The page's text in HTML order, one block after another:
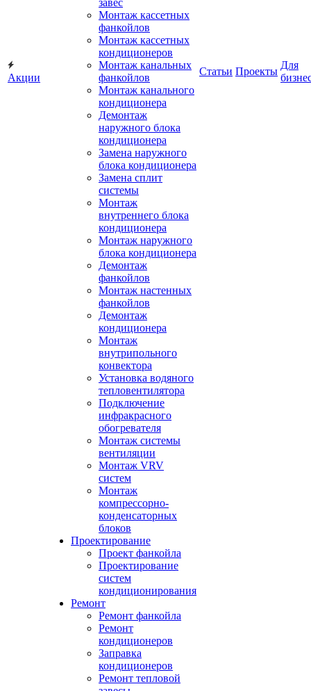
Акции
завес
Монтаж кассетных
фанкойлов
Монтаж кассетных
кондиционеров
Монтаж канальных
фанкойлов
Монтаж канального
кондиционера
Демонтаж
наружного блока
кондиционера
Замена наружного
блока кондиционера
Замена сплит
системы
Монтаж
внутреннего блока
кондиционера
Монтаж наружного
блока кондиционера
Демонтаж
фанкойлов
Монтаж настенных
фанкойлов
Демонтаж
кондиционера
Монтаж
внутрипольного
конвектора
Установка водяного
тепловентилятора
Подключение
инфракрасного
обогревателя
Монтаж системы
вентиляции
Монтаж VRV
систем
Монтаж
компрессорно-
конденсаторных
блоков
Проектирование
Проект фанкойла
Проектирование
систем
кондиционирования
Ремонт
Ремонт фанкойла
Ремонт
кондиционеров
Заправка
кондиционеров
Ремонт тепловой
Статьи Проекты
Для